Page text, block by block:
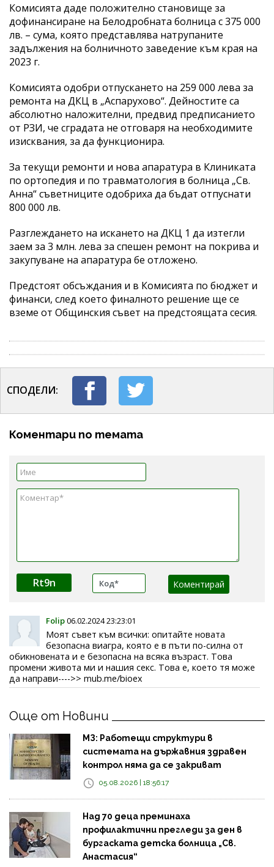
Комисията даде положително становище за
дофинансиране на Белодробната болница с 375 000
лв. – сума, която представлява натрупаните
задължения на болничното заведение към края на
2023 г.
Комисията одобри отпускането на 259 000 лева за
ремонта на ДКЦ в „Аспарухово“. Дейностите са
абсолютно наложителни, предвид предписанието
от РЗИ, че сградата не отговаря на необходимите
изисквания, за да функционира.
За текущи ремонти и нова апаратура в Клиниката
по ортопедия и по травматология в болница „Св.
Анна“ съветниците одобриха да бъдат отпуснати
800 000 лв.
Разглеждането на искането на ДКЦ 1 да изтегли
заем за 3 млн. лева за спешен ремонт на покрива и
закупуване на апаратура бе отложено.
Предстоят обсъждания и в Комисията по бюджет и
финанси, след което финалното решение ще се
вземе от Общинския съвет на предстоящата сесия.
СПОДЕЛИ:
Коментари по темата
Rt9n
Folip06.02.2024 23:23:01
Моят съвет към всички: опитайте новата
безопасна виагра, която е в пъти по-силна от
обикновената и е безопасна на всяка възраст. Това
промени живота ми и нашия секс. Това е, което тя може
да направи---->> mub.me/bioex
Още от Новини
МЗ: Работещи структури в
системата на държавния здравен
контрол няма да се закриват
05.08.2026 | 18:56:17
Над 70 деца преминаха
профилактични прегледи за ден в
бургаската детска болница „Св.
Анастасия“